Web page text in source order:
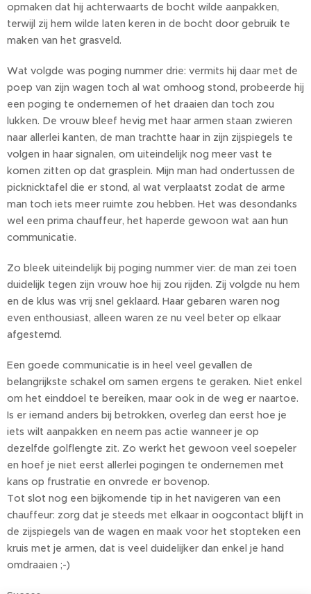
opmaken dat hij achterwaarts de bocht wilde aanpakken,
terwijl zij hem wilde laten keren in de bocht door gebruik te
maken van het grasveld.
Wat volgde was poging nummer drie: vermits hij daar met de
poep van zijn wagen toch al wat omhoog stond, probeerde hij
een poging te ondernemen of het draaien dan toch zou
lukken. De vrouw bleef hevig met haar armen staan zwieren
naar allerlei kanten, de man trachtte haar in zijn zijspiegels te
volgen in haar signalen, om uiteindelijk nog meer vast te
komen zitten op dat grasplein. Mijn man had ondertussen de
picknicktafel die er stond, al wat verplaatst zodat de arme
man toch iets meer ruimte zou hebben. Het was desondanks
wel een prima chauffeur, het haperde gewoon wat aan hun
communicatie.
Zo bleek uiteindelijk bij poging nummer vier: de man zei toen
duidelijk tegen zijn vrouw hoe hij zou rijden. Zij volgde nu hem
en de klus was vrij snel geklaard. Haar gebaren waren nog
even enthousiast, alleen waren ze nu veel beter op elkaar
afgestemd.
Een goede communicatie is in heel veel gevallen de
belangrijkste schakel om samen ergens te geraken. Niet enkel
om het einddoel te bereiken, maar ook in de weg er naartoe.
Is er iemand anders bij betrokken, overleg dan eerst hoe je
iets wilt aanpakken en neem pas actie wanneer je op
dezelfde golflengte zit. Zo werkt het gewoon veel soepeler
en hoef je niet eerst allerlei pogingen te ondernemen met
kans op frustratie en onvrede er bovenop.
Tot slot nog een bijkomende tip in het navigeren van een
chauffeur: zorg dat je steeds met elkaar in oogcontact blijft in
de zijspiegels van de wagen en maak voor het stopteken een
kruis met je armen, dat is veel duidelijker dan enkel je hand
omdraaien ;-)